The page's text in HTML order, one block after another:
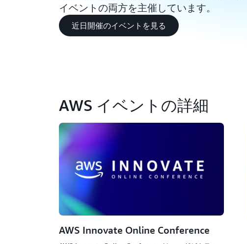
イベントの両方を主催しています。
近日開催のイベントを見る
AWS イベントの詳細
AWS Innovate Online Conference